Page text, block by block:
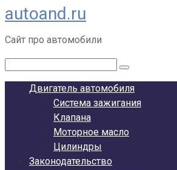
Перейти
к
контенту
autoand.ru
Сайт про автомобили
Двигатель автомобиля
Система зажигания
Клапана
Моторное масло
Цилиндры
Законодательство